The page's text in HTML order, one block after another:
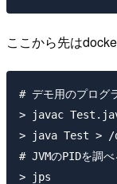
ここから先は
# デモ用のプログ
> javac
> java Test > /
# JVMのPIDを調べ
> jps